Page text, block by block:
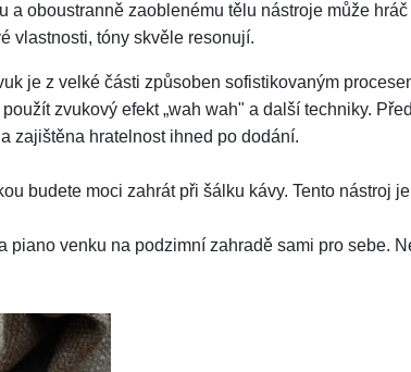
a oboustranně zaoblenému tělu nástroje může
vlastnosti, tóny skvěle resonují.
je z velké části způsoben sofistikovaným
zvukový efekt „wah wah" a další techniky.
zajištěna hratelnost ihned po dodání.
budete moci zahrát při šálku kávy. Tento nástroj
piano venku na podzimní zahradě sami pro sebe.